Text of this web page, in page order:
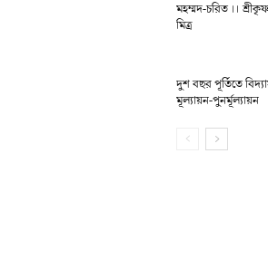
মহম্মদ-চরিত ।।
মিত্র
দুশ বছর পূর্তিতে
মূল্যায়ন-পুনর্মূল্যায়ন